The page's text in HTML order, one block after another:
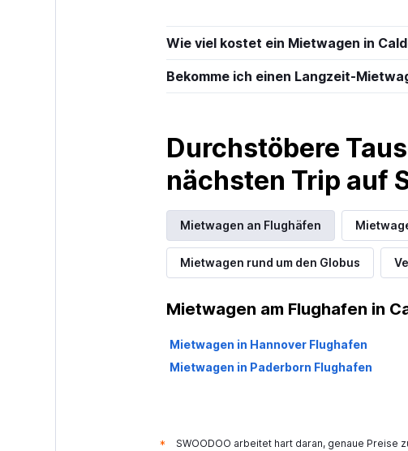
2 Standorte
1 Standort
Shouqi
1 Standort
keddy by Europcar
Wie viel kostet ein Mietwagen in
Bekomme ich einen Langzeit-
Durchstöbere
nächsten Trip auf
Mietwagen an Flughäfen
Mietwagen rund um den Globus
Mietwagen am Flughafen in
Mietwagen in Hannover Flughafen
Mietwagen in Paderborn Flughafen
* SWOODOO arbeitet hart daran, genaue Preise